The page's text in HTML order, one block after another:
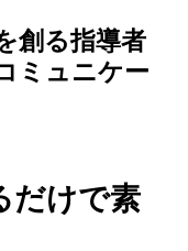
創る指導者
ミュニケー
だけで素